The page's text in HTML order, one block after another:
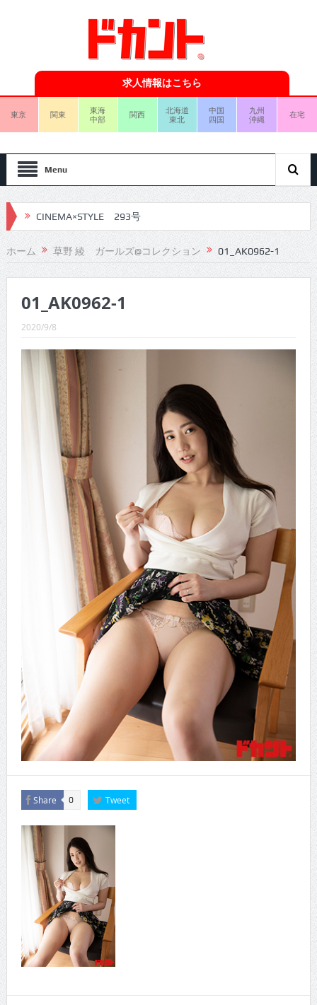
求人情報はこちら
東京 関東
東海
中部
関西
北海道
東北
中国
四国
九州
沖縄
在宅
Menu
CINEMA×STYLE 293号
CINEMA×STYLE 292号
CINEMA×STYLE 291号
CINEMA×STYLE 290号
CINEMA×STYLE 289号
CINEMA×STYLE 288号
CINEMA×STYLE 287号
CINEMA×STYLE 286号
CINEMA×STYLE 285号
CINEMA×STYLE 294号
ホーム 草野 綾 ガールズ@コレクション 01_AK0962-1
01_AK0962-1
2020/9/8
Share 0 Tweet